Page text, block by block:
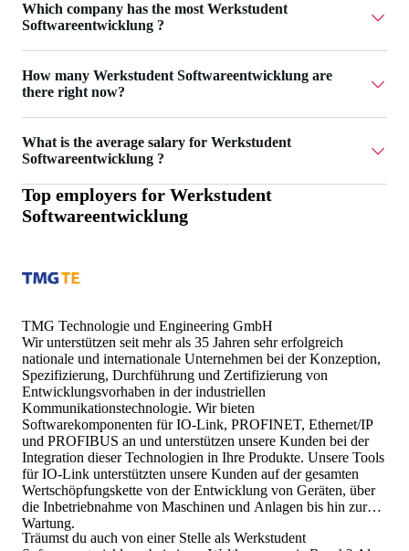
Which company has the most Werkstudent
Softwareentwicklung ?
Softwareentwicklung .
How many Werkstudent Softwareentwicklung are
there right now?
What is the average salary for Werkstudent
Softwareentwicklung ?
The average salary for Werkstudent Softwareentwicklung
is 19 €.
Top employers for Werkstudent
Softwareentwicklung
TMG Technologie und Engineering GmbH
Wir unterstützen seit mehr als 35 Jahren sehr erfolgreich
nationale und internationale Unternehmen bei der Konzeption,
Spezifizierung, Durchführung und Zertifizierung von
Entwicklungsvorhaben in der industriellen
Kommunikationstechnologie. Wir bieten
Softwarekomponenten für IO-Link, PROFINET, Ethernet/IP
und PROFIBUS an und unterstützen unsere Kunden bei der
Integration dieser Technologien in Ihre Produkte. Unsere Tools
für IO-Link unterstützten unsere Kunden auf der gesamten
Wertschöpfungskette von der Entwicklung von Geräten, über
die Inbetriebnahme von Maschinen und Anlagen bis hin zur
Wartung.
Träumst du auch von einer Stelle als Werkstudent